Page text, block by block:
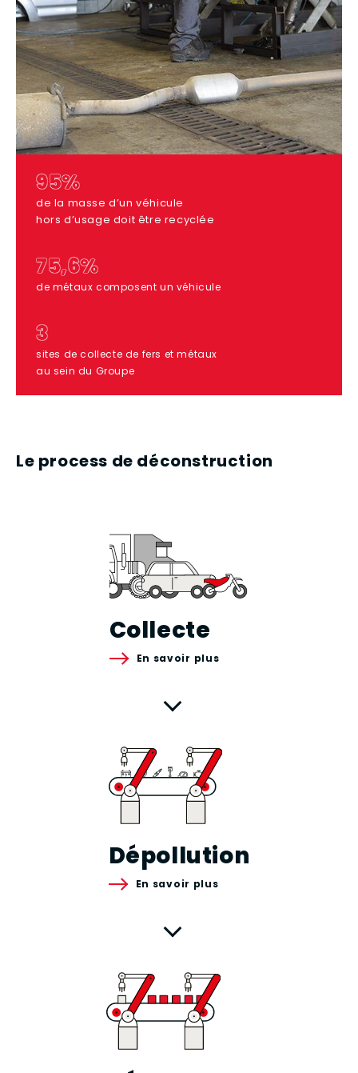
95%
de la masse d’un véhicule
hors d’usage doit être recyclée
75,6%
de métaux composent un véhicule
3
sites de collecte de fers et métaux
au sein du Groupe
Le process de déconstruction
Collecte
En savoir plus
Dépollution
En savoir plus